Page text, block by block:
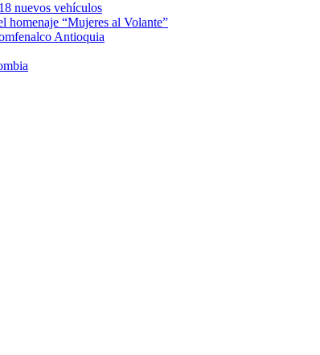
nuevos vehículos
homenaje “Mujeres al Volante”
Antioquia